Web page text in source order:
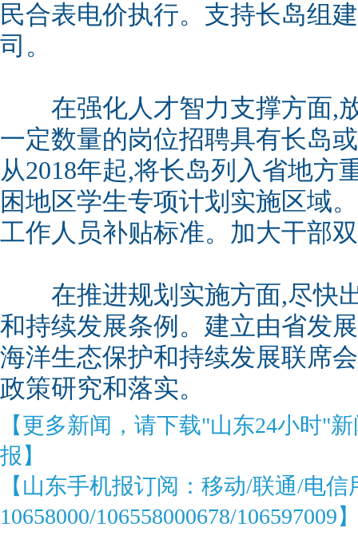
民合表电价执行。支持长岛组
司。
在强化人才智力支撑方面,
一定数量的岗位招聘具有长岛
从2018年起,将长岛列入省地方
困地区学生专项计划实施区域
工作人员补贴标准。加大干部
在推进规划实施方面,尽快
和持续发展条例。建立由省发
海洋生态保护和持续发展联席
政策研究和落实。
【更多新闻，请下载"山东24小时"
报】
【山东手机报订阅：移动/联通/电
10658000/106558000678/106597009